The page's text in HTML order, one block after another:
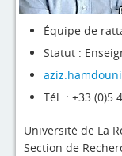
Master -
Annuaire
Intranet
Actualités
Équipe de
Statut :
Tél. : +33 (0)5
Université de La
Section de